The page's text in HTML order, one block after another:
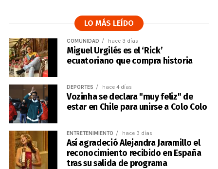
LO MÁS LEÍDO
COMUNIDAD hace 3 días
Miguel Urgilés es el ‘Rick’
ecuatoriano que compra historia
DEPORTES hace 4 días
Vozinha se declara "muy feliz" de
estar en Chile para unirse a Colo Colo
ENTRETENIMIENTO hace 3 días
Así agradeció Alejandra Jaramillo el
reconocimiento recibido en España
tras su salida de programa